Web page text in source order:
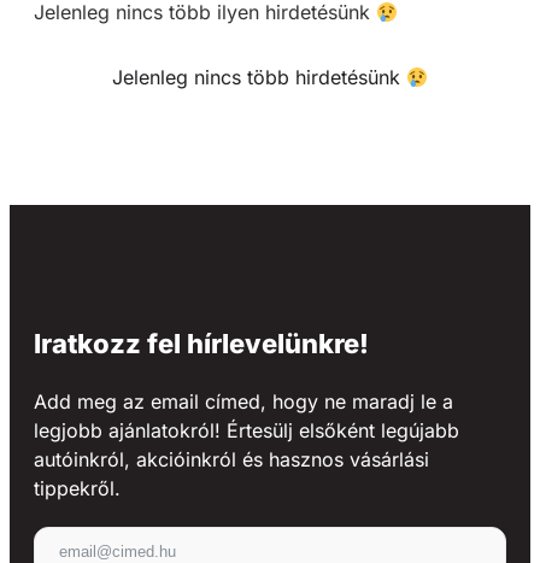
Jelenleg nincs több ilyen hirdetésünk
Jelenleg nincs több hirdetésünk
Iratkozz fel hírlevelünkre!
Add meg az email címed, hogy ne maradj le a
legjobb ajánlatokról! Értesülj elsőként legújabb
autóinkról, akcióinkról és hasznos vásárlási
tippekről.